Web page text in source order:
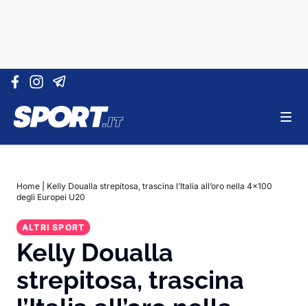
Vai al contenuto
Home
Kelly Doualla strepitosa, trascina l’Italia all’oro nella 4×100
degli Europei U20
ALTRI SPORT
Kelly Doualla
strepitosa, trascina